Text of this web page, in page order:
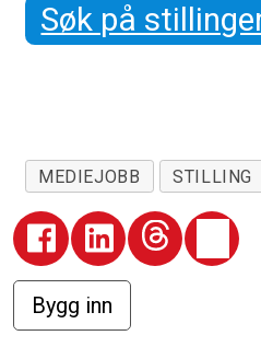
Søk på
MEDIEJOBB STILLING